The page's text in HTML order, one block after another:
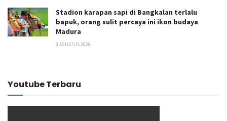
Stadion karapan sapi di Bangkalan terlalu
bapuk, orang sulit percaya ini ikon budaya
Madura
3 AGUSTUS 2026
Youtube Terbaru